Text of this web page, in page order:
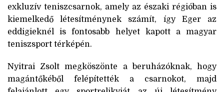
exkluzív teniszcsarnok, amely az északi régióban is
kiemelkedő létesítménynek számít, így Eger az
eddigieknél is fontosabb helyet kapott a magyar
teniszsport térképén.
Nyitrai Zsolt megköszönte a beruházóknak, hogy
magántőkéből felépítették a csarnokot, majd